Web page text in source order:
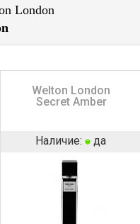
London
Welton London
Secret Amber
Наличие: да